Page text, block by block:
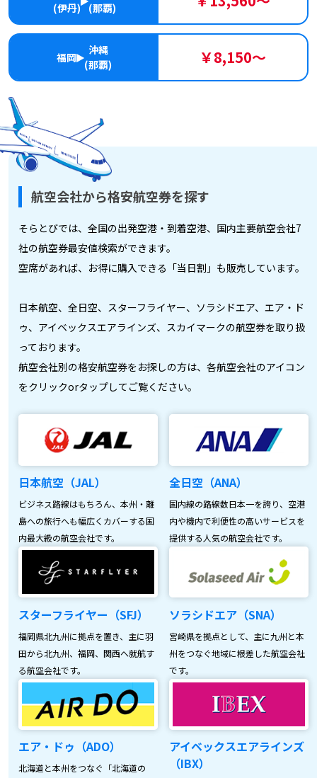
(伊丹)
(那覇)
福岡
沖縄
(那覇)
￥8,150～
航空会社から格安航空券を探す
そらとびでは、全国の出発空港・到着空港、国内主要航空会社7
社の航空券最安値検索ができます。
空席があれば、お得に購入できる「当日割」も販売しています。
日本航空、全日空、スターフライヤー、ソラシドエア、エア・ド
ゥ、アイベックスエアラインズ、スカイマークの航空券を取り扱
っております。
航空会社別の格安航空券をお探しの方は、各航空会社のアイコン
をクリックorタップしてご覧ください。
日本航空（JAL）
ビジネス路線はもちろん、本州・離
島への旅行へも幅広くカバーする国
内最大級の航空会社です。
全日空（ANA）
国内線の路線数日本一を誇り、空港
内や機内で利便性の高いサービスを
提供する人気の航空会社です。
スターフライヤー（SFJ）
福岡県北九州に拠点を置き、主に羽
田から北九州、福岡、関西へ就航す
る航空会社です。
ソラシドエア（SNA）
宮崎県を拠点として、主に九州と本
州をつなぐ地域に根差した航空会社
です。
エア・ドゥ（ADO）
北海道と本州をつなぐ「北海道の
アイベックスエアラインズ
（IBX）